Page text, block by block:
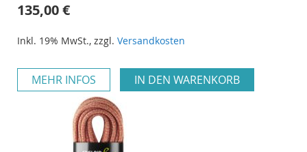
135,00 €
Inkl. 19% MwSt., zzgl. Versandkosten
MEHR INFOS IN DEN WARENKORB